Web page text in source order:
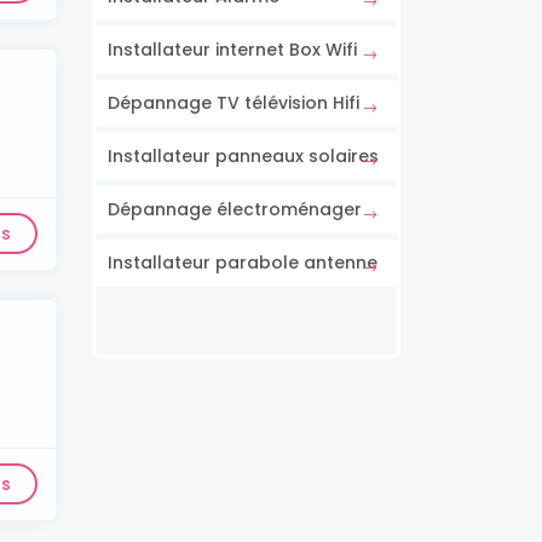
Installateur internet Box Wifi
Dépannage TV télévision Hifi
Installateur panneaux solaires
Dépannage électroménager
Installateur parabole antenne